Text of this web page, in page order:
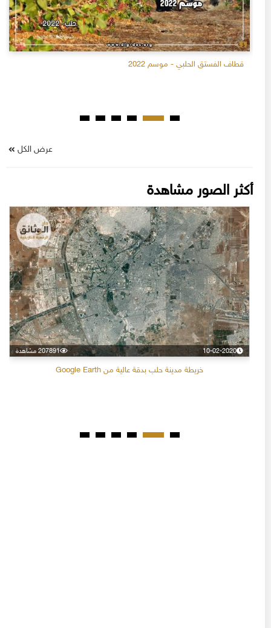
قطاف الفستق الحلبي - موسم 2022
عرض الكل
أكثر الصور مشاهدة
10-02-2020 207891 مشاهدة
خريطة مدينة حلب بدقة عالية من Google Earth